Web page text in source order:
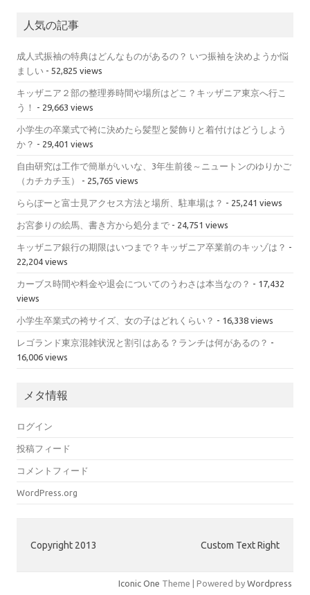
人気の記事
成人式振袖の特典はどんなものがあるの？ いつ振袖を決めようか悩
ましい - 52,825 views
キッザニア２部の整理券時間や場所はどこ？キッザニア東京へ行こ
う！
- 29,663 views
小学生の卒業式で袴に決めたら髪型と髪飾りと着付けはどうしよう
か？ - 29,401 views
自由研究は工作で簡単がいいな、3年生前後～ニュートンのゆりかご
（カチカチ玉）
- 25,765 views
ららぽーと富士見アクセス方法と場所、駐車場は？ - 25,241 views
お宮参りの絵馬、書き方から処分まで - 24,751 views
キッザニア銀行の期限はいつまで？キッザニア卒業前のキッゾは？ -
22,204 views
カーブス時間や料金や退会についてのうわさは本当なの？ - 17,432
views
小学生卒業式の袴サイズ、女の子はどれくらい？ - 16,338 views
レゴランド東京混雑状況と割引はある？ランチは何があるの？ -
16,006 views
メタ情報
ログイン
投稿フィード
コメントフィード
WordPress.org
Copyright 2013 Custom Text Right
Iconic One Theme | Powered by Wordpress